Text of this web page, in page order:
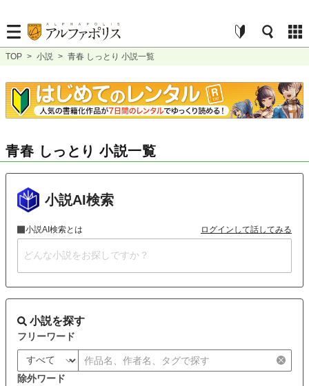
TOP > 小説 > 青春 しっとり 小説一覧
青春 しっとり 小説一覧
小説AI検索
小説AI検索とは ログインして話してみる
小説を探す
フリーワード
除外ワード